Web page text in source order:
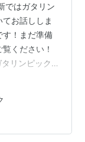
ではガタリン
お話ししま
す！まだ準備
ください！
リンピック
ルの衣装＆
㎏減量 ③フ
習 を行っ
子についてお